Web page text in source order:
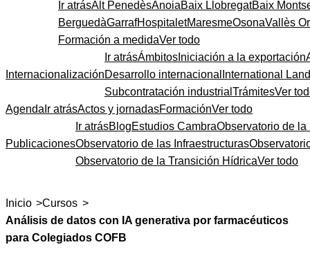
Ir atrásAlt PenedèsAnoiaBaix LlobregatBaix
BerguedàGarrafHospitaletMaresmeOsonaVallès
Formación a medidaVer todo
Internacionalización
Ir atrásÁmbitos Iniciación a la exportación
Desarrollo internacional International
Subcontratación industrial TrámitesVer
Agenda Ir atrásActos y jornadasFormaciónVer todo
Publicaciones
Ir atrásBlogEstudios CambraObservatorio de la
Observatorio de las Infraestructuras
Observatorio de la Transición HídricaVer todo
Inicio >Cursos >
Análisis de datos con IA generativa por farmacéuticos
para Colegiados COFB